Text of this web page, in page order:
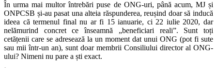
În urma mai multor întrebări puse de ONG-uri, până acum, MJ și
ONPCSB și-au pasat una alteia răspunderea, reușind doar să inducă
ideea că termenul final nu ar fi 15 ianuarie, ci 22 iulie 2020, dar
nelămurind concret ce înseamnă „beneficiari reali”. Sunt toți
cetățenii care se adresează la un moment dat unui ONG (pot fi sute
sau mii într-un an), sunt doar membrii Consiliului director al ONG-
ului? Nimeni nu pare a ști exact.